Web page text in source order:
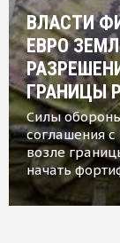
ВЛАСТИ
ЕВРО
ГРАНИЦЫ
Силы
соглашения
возле
начать